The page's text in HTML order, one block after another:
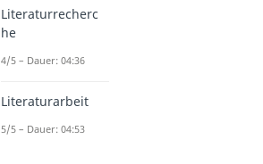
Literaturrecherc
he
4/5 – Dauer: 04:36
Literaturarbeit
5/5 – Dauer: 04:53